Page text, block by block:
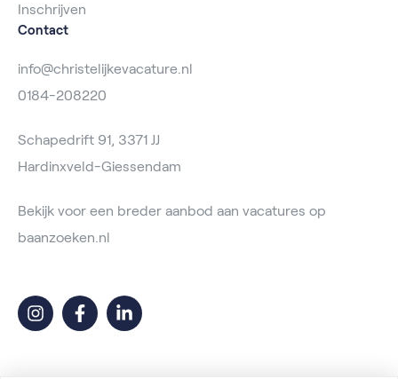
Inschrijven
Contact
info@christelijkevacature.nl
0184-208220
Schapedrift 91, 3371 JJ
Hardinxveld-Giessendam
Bekijk voor een breder aanbod aan vacatures op
baanzoeken.nl